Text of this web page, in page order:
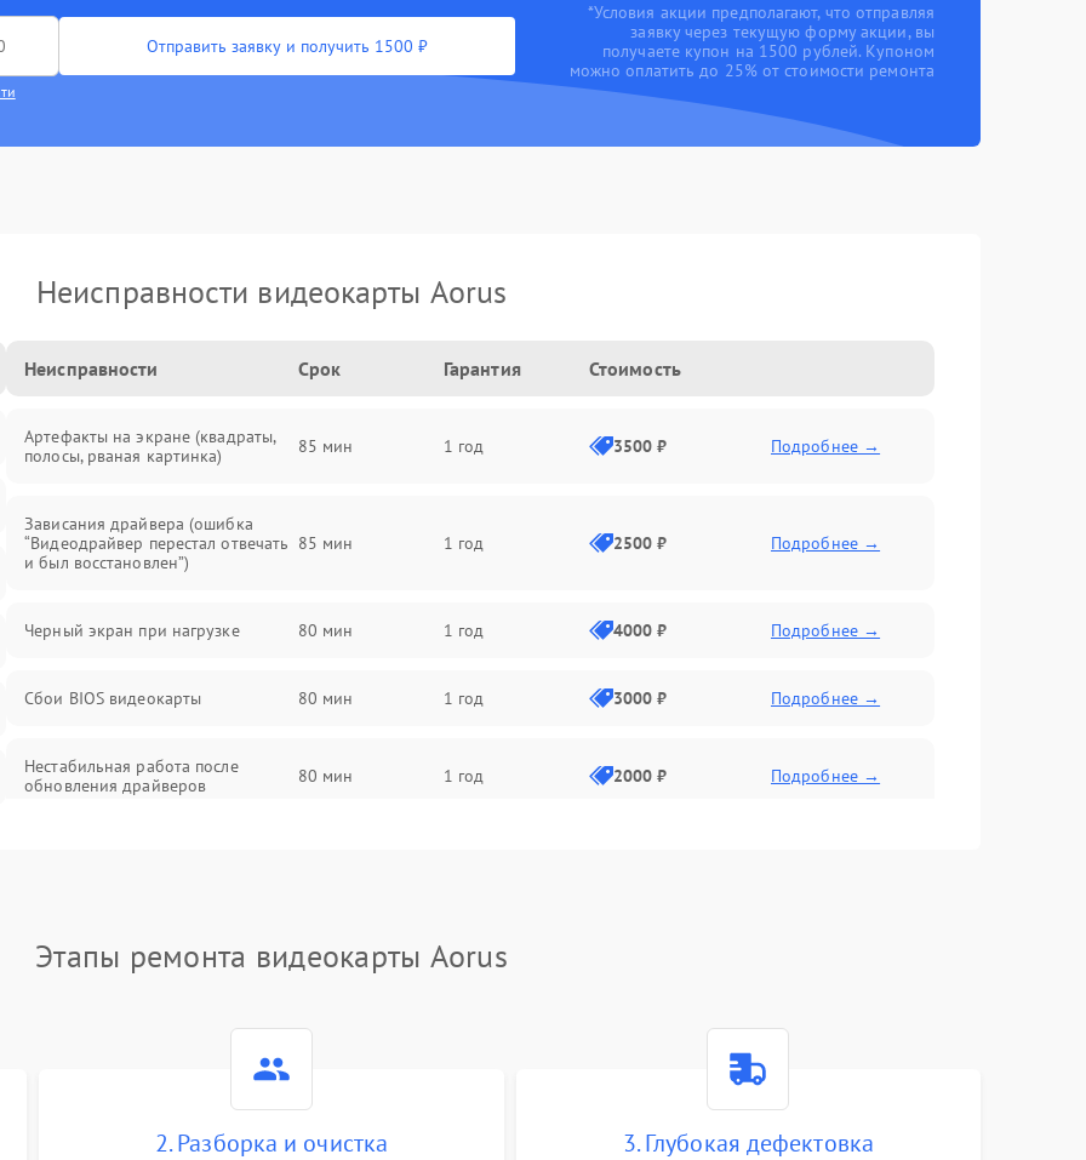
Отправить заявку и получить 1500 ₽
*Условия акции предполагают, что отправляя
заявку через текущую форму акции, вы
получаете купон на 1500 рублей. Купоном
можно оплатить до 25% от стоимости ремонта
Неисправности видеокарты Aorus
Неисправности Срок Гарантия Стоимость
Артефакты на экране (квадраты,
полосы, рваная картинка)
85 мин 1 год 3500 ₽ Подробнее →
Зависания драйвера (ошибка
“Видеодрайвер перестал отвечать
и был восстановлен”)
85 мин 1 год 2500 ₽ Подробнее →
Черный экран при нагрузке 80 мин 1 год 4000 ₽ Подробнее →
Сбои BIOS видеокарты 80 мин 1 год 3000 ₽ Подробнее →
Нестабильная работа после
обновления драйверов
80 мин 1 год 2000 ₽ Подробнее →
Этапы ремонта видеокарты Aorus
2. Разборка и очистка 3. Глубокая дефектовка